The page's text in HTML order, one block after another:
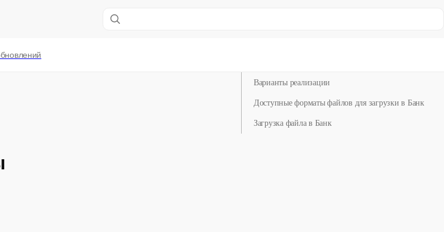
Варианты реализации
Доступные форматы файлов для загрузки в Банк
Загрузка файла в Банк